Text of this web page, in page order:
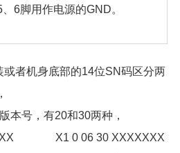
、6脚用作电源的GND。
或者机身底部的14位SN码区分两
本号，有20和30两种，
X1 0 06 30 XXXXXXX